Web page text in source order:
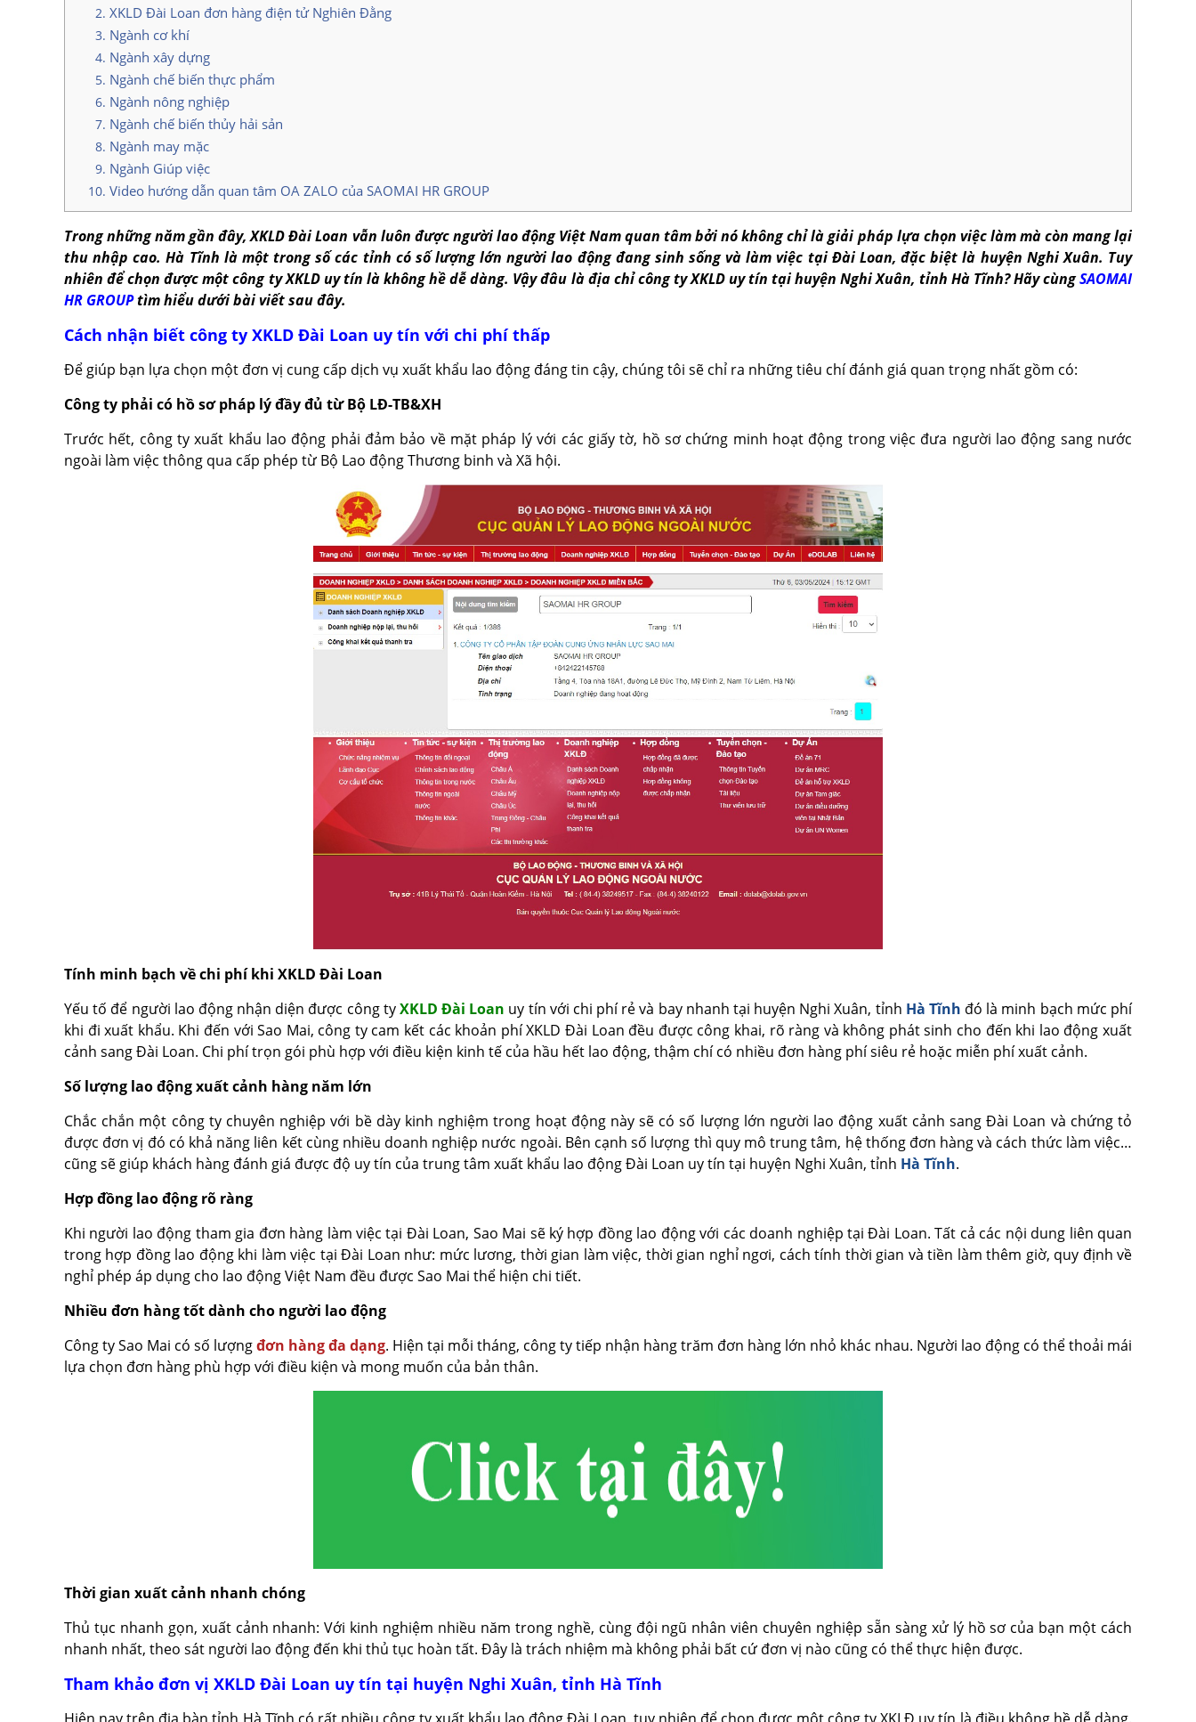
XKLD Đài Loan đơn hàng điện tử Nghiên Đằng
Ngành cơ khí
Ngành xây dựng
Ngành chế biến thực phẩm
Ngành nông nghiệp
Ngành chế biến thủy hải sản
Ngành may mặc
Ngành Giúp việc
Video hướng dẫn quan tâm OA ZALO của SAOMAI HR GROUP
Trong những năm gần đây, XKLD Đài Loan vẫn luôn được người lao động Việt Nam quan tâm bởi nó không chỉ là giải pháp lựa chọn việc làm mà còn mang lại
thu nhập cao. Hà Tĩnh là một trong số các tỉnh có số lượng lớn người lao động đang sinh sống và làm việc tại Đài Loan, đặc biệt là huyện Nghi Xuân. Tuy
nhiên để chọn được một công ty XKLD uy tín là không hề dễ dàng. Vậy đâu là địa chỉ công ty XKLD uy tín tại huyện Nghi Xuân, tỉnh Hà Tĩnh? Hãy cùngSAOMAI
HR GROUPtìm hiểu dưới bài viết sau đây.
Cách nhận biết công ty XKLD Đài Loan uy tín với chi phí thấp
Để giúp bạn lựa chọn một đơn vị cung cấp dịch vụ xuất khẩu lao động đáng tin cậy, chúng tôi sẽ chỉ ra những tiêu chí đánh giá quan trọng nhất gồm có:
Công ty phải có hồ sơ pháp lý đầy đủ từ Bộ LĐ-TB&XH
Trước hết, công ty xuất khẩu lao động phải đảm bảo về mặt pháp lý với các giấy tờ, hồ sơ chứng minh hoạt động trong việc đưa người lao động sang nước
ngoài làm việc thông qua cấp phép từ Bộ Lao động Thương binh và Xã hội.
Tính minh bạch về chi phí khi XKLD Đài Loan
Yếu tố để người lao động nhận diện được công tyXKLD Đài Loan uy tín với chi phí rẻ và bay nhanh tại huyện Nghi Xuân, tỉnh Hà Tĩnh đó là minh bạch mức phí
khi đi xuất khẩu. Khi đến với Sao Mai, công ty cam kết các khoản phí XKLD Đài Loan đều được công khai, rõ ràng và không phát sinh cho đến khi lao động xuất
cảnh sang Đài Loan. Chi phí trọn gói phù hợp với điều kiện kinh tế của hầu hết lao động, thậm chí có nhiều đơn hàng phí siêu rẻ hoặc miễn phí xuất cảnh.
Số lượng lao động xuất cảnh hàng năm lớn
Chắc chắn một công ty chuyên nghiệp với bề dày kinh nghiệm trong hoạt động này sẽ có số lượng lớn người lao động xuất cảnh sang Đài Loan và chứng tỏ
được đơn vị đó có khả năng liên kết cùng nhiều doanh nghiệp nước ngoài. Bên cạnh số lượng thì quy mô trung tâm, hệ thống đơn hàng và cách thức làm việc…
cũng sẽ giúp khách hàng đánh giá được độ uy tín của trung tâm xuất khẩu lao động Đài Loan uy tín tại huyện Nghi Xuân, tỉnh Hà Tĩnh.
Hợp đồng lao động rõ ràng
Khi người lao động tham gia đơn hàng làm việc tại Đài Loan, Sao Mai sẽ ký hợp đồng lao động với các doanh nghiệp tại Đài Loan. Tất cả các nội dung liên quan
trong hợp đồng lao động khi làm việc tại Đài Loan như: mức lương, thời gian làm việc, thời gian nghỉ ngơi, cách tính thời gian và tiền làm thêm giờ, quy định về
nghỉ phép áp dụng cho lao động Việt Nam đều được Sao Mai thể hiện chi tiết.
Nhiều đơn hàng tốt dành cho người lao động
Công ty Sao Mai có số lượngđơn hàng đa dạng. Hiện tại mỗi tháng, công ty tiếp nhận hàng trăm đơn hàng lớn nhỏ khác nhau. Người lao động có thể thoải mái
lựa chọn đơn hàng phù hợp với điều kiện và mong muốn của bản thân.
Thời gian xuất cảnh nhanh chóng
Thủ tục nhanh gọn, xuất cảnh nhanh: Với kinh nghiệm nhiều năm trong nghề, cùng đội ngũ nhân viên chuyên nghiệp sẵn sàng xử lý hồ sơ của bạn một cách
nhanh nhất, theo sát người lao động đến khi thủ tục hoàn tất. Đây là trách nhiệm mà không phải bất cứ đơn vị nào cũng có thể thực hiện được.
Tham khảo đơn vị XKLD Đài Loan uy tín tại huyện Nghi Xuân, tỉnh Hà Tĩnh